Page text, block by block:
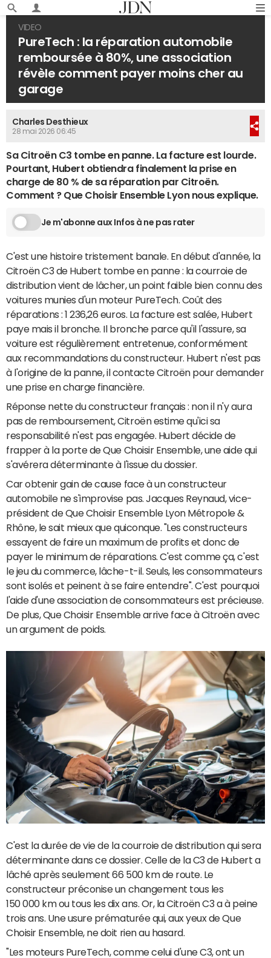
VIDEO
PureTech : la réparation automobile
remboursée à 80%, une association
révèle comment payer moins cher au
garage
Charles Desthieux
28 mai 2026 06:45
Sa Citroën C3 tombe en panne. La facture est lourde.
Pourtant, Hubert obtiendra finalement la prise en
charge de 80 % de sa réparation par Citroën.
Comment ? Que Choisir Ensemble Lyon nous explique.
Je m'abonne aux Infos à ne pas rater
C'est une histoire tristement banale. En début d'année, la
Citroën C3 de Hubert tombe en panne : la courroie de
distribution vient de lâcher, un point faible bien connu des
voitures munies d'un moteur PureTech. Coût des
réparations : 1 236,26 euros. La facture est salée, Hubert
paye mais il bronche. Il bronche parce qu'il l'assure, sa
voiture est régulièrement entretenue, conformément
aux recommandations du constructeur. Hubert n'est pas
à l'origine de la panne, il contacte Citroën pour demander
une prise en charge financière.
Réponse nette du constructeur français : non il n'y aura
pas de remboursement, Citroën estime qu'ici sa
responsabilité n'est pas engagée. Hubert décide de
frapper à la porte de Que Choisir Ensemble, une aide qui
s'avérera déterminante à l'issue du dossier.
Car obtenir gain de cause face à un constructeur
automobile ne s'improvise pas. Jacques Reynaud, vice-
président de Que Choisir Ensemble Lyon Métropole &
Rhône, le sait mieux que quiconque. "Les constructeurs
essayent de faire un maximum de profits et donc de
payer le minimum de réparations. C'est comme ça, c'est
le jeu du commerce, lâche-t-il. Seuls, les consommateurs
sont isolés et peinent à se faire entendre". C'est pourquoi
l'aide d'une association de consommateurs est précieuse.
De plus, Que Choisir Ensemble arrive face à Citroën avec
un argument de poids.
C'est la durée de vie de la courroie de distribution qui sera
déterminante dans ce dossier. Celle de la C3 de Hubert a
lâché après seulement 66 500 km de route. Le
constructeur préconise un changement tous les
150 000 km ou tous les dix ans. Or, la Citroën C3 a à peine
trois ans. Une usure prématurée qui, aux yeux de Que
Choisir Ensemble, ne doit rien au hasard.
"Les moteurs PureTech, comme celui d'une C3, ont un